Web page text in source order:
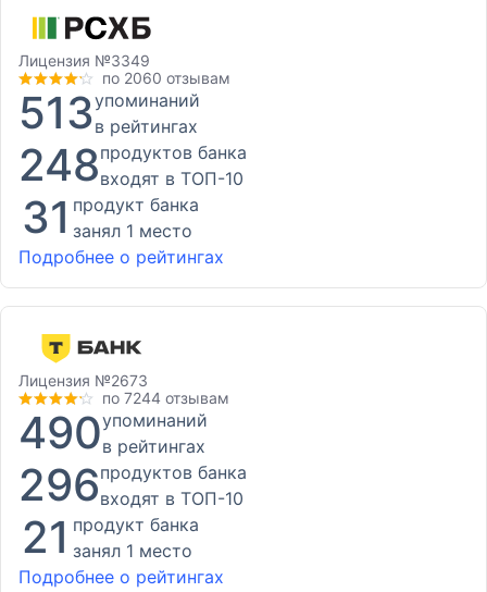
Лицензия №3349
по 2060 отзывам
513упоминаний
в рейтингах
248продуктов банка
входят в ТОП-10
31 продукт банка
занял 1 место
Подробнее о рейтингах
Лицензия №2673
по 7244 отзывам
490упоминаний
в рейтингах
296продуктов банка
входят в ТОП-10
21 продукт банка
занял 1 место
Подробнее о рейтингах